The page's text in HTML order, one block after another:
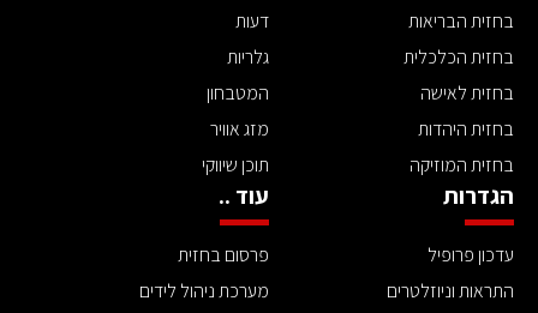
בחזית הבריאות
בחזית הכלכלית
בחזית לאישה
בחזית היהדות
בחזית המוזיקה
דעות
גלריות
המטבחון
מזג אוויר
תוכן שיווקי
הגדרות
עדכון פרופיל
התראות וניוזלטרים
עוד ..
פרסום בחזית
מערכת ניהול לידים